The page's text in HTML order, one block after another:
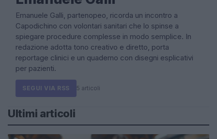
Emanuele Galli, partenopeo, ricorda un incontro a
Capodichino con volontari sanitari che lo spinse a
spiegare procedure complesse in modo semplice. In
redazione adotta tono creativo e diretto, porta
reportage clinici e un quaderno con disegni esplicativi
per pazienti.
SEGUI VIA RSS 5 articoli
Ultimi articoli